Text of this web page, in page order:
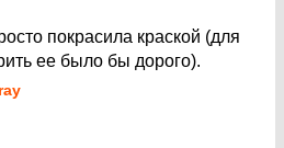
покрасила краской (для
ее было бы дорого).